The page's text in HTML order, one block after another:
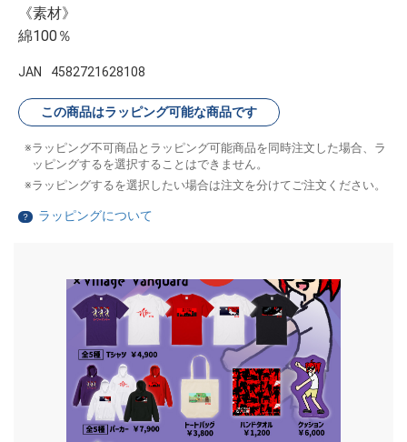
《素材》
綿100％
JAN 4582721628108
この商品はラッピング可能な商品です
ラッピング不可商品とラッピング可能商品を同時注文した場合、ラ
ッピングするを選択することはできません。
ラッピングするを選択したい場合は注文を分けてご注文ください。
？ ラッピングについて